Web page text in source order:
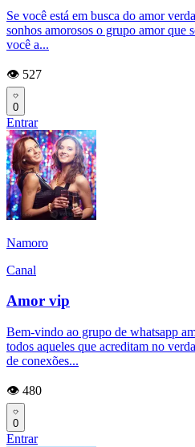
Se você está em busca do amor
sonhos amorosos o grupo amor que
você a...
👁️ 527
0
Entrar
Namoro
Canal
Amor vip
Bem-vindo ao grupo de whatsapp
todos aqueles que acreditam no
de conexões...
👁️ 480
0
Entrar